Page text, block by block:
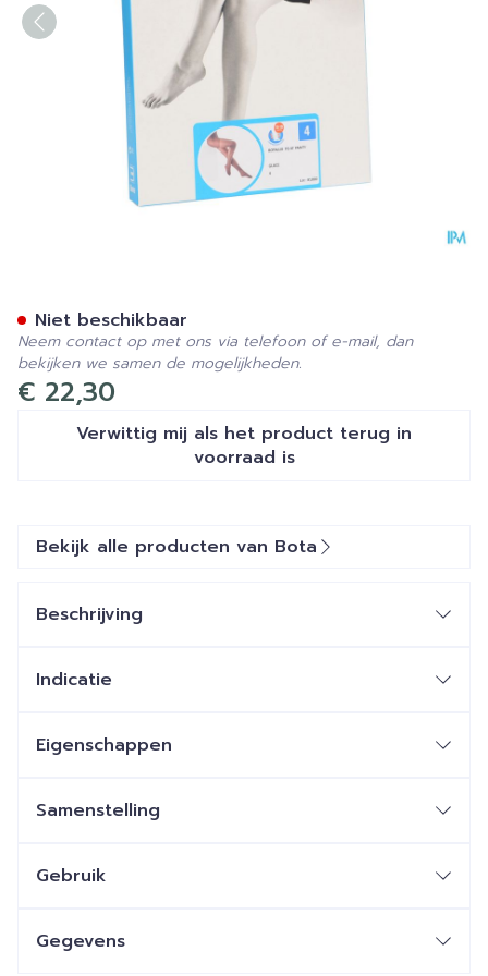
€ 22,30
Verwittig mij als het product terug in
voorraad is
Niet beschikbaar
Neem contact op met ons via telefoon of e-mail, dan
bekijken we samen de mogelijkheden.
Bekijk alle producten van Bota
Beschrijving
Indicatie
Eigenschappen
Samenstelling
Gebruik
Gegevens